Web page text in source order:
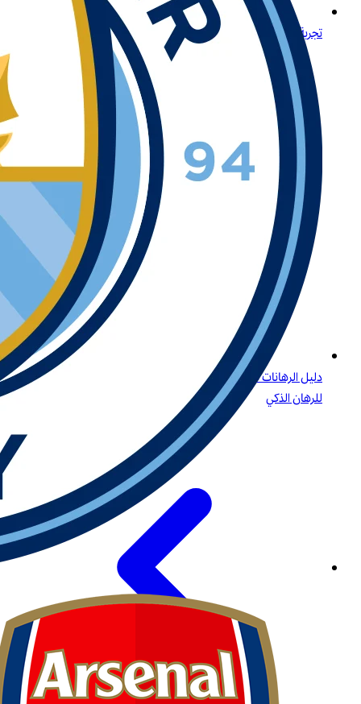
تجربة لعب مميزة لكبار اللاعبين في المنطقة في الأردن
دليل الرهانات على البيسبول: الاستراتيجيات، أنواع الرهانات، والرؤى
للرهان الذكي